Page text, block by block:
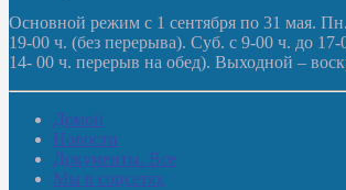
Основной режим с 1 сентября по 31 мая.
19-00 ч. (без перерыва). Суб. с 9-00 ч. до
14- 00 ч. перерыв на обед). Выходной –
Домой
Новости
Документы. Все
Мы в соцсетях